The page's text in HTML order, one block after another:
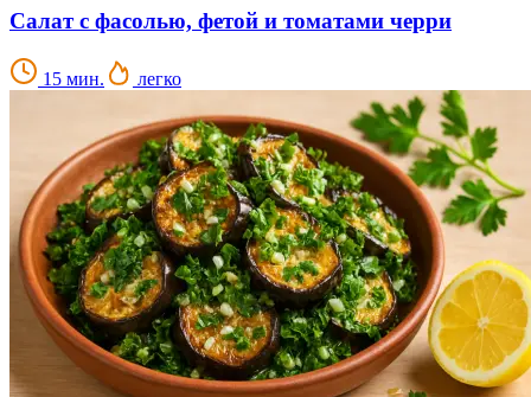
Салат с фасолью, фетой и томатами черри
15 мин. легко